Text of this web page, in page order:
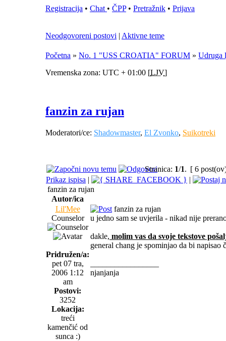
Registracija • Chat • ČPP• Pretražnik • Prijava
Neodgovoreni postovi | Aktivne teme
Početna » No. 1 "USS CROATIA" FORUM » Udruga
Vremenska zona: UTC + 01:00 [LJV]
fanzin za rujan
Moderatori/ce: Shadowmaster, El Zvonko, Suikotreki
Stranica: 1/1. [ 6
Prikaz ispisa |
|
fanzin za rujan
Autor/ica
Lil'Mee
Counselor
Pridružen/a:
pet 07 tra,
2006 1:12
am
Postovi:
3252
Lokacija:
treći
kamenčić od
sunca :)
fanzin za rujan
u jedno sam se uvjerila - nikad nije
dakle, molim vas da svoje tekstove
general chang je spominjao da bi
njanjanja